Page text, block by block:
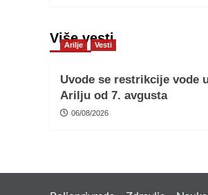
Više vesti
Arilje Vesti
Uvode se restrikcije vode
Arilju od 7. avgusta
06/08/2026